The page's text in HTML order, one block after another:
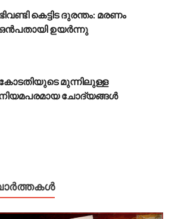
കെട്ടിട ദുരന്തം: മരണം
ഉയർന്നു
മുന്നിലുള്ള
ചോദ്യങ്ങൾ